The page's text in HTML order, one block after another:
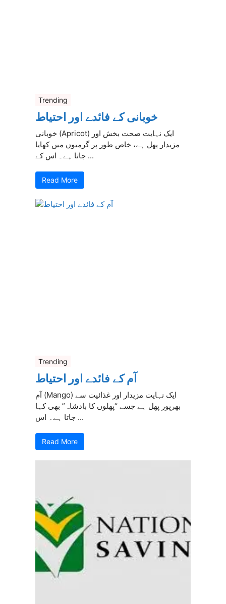
Trending
خوبانی کے فائدے اور احتیاط
خوبانی (Apricot) ایک نہایت صحت بخش اور
مزیدار پھل ہے، خاص طور پر گرمیوں میں کھایا
جاتا ہے۔ اس کے ...
Read More
Trending
آم کے فائدے اور احتیاط
آم (Mango) ایک نہایت مزیدار اور غذائیت سے
بھرپور پھل ہے جسے “پھلوں کا بادشاہ” بھی کہا
جاتا ہے۔ اس ...
Read More